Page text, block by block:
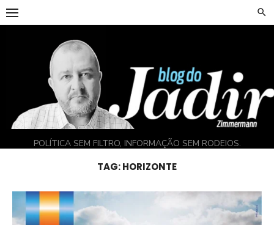
Skip
to
POLÍTICA SEM FILTRO, INFORMAÇÃO SEM RODEIOS.
TAG:HORIZONTE